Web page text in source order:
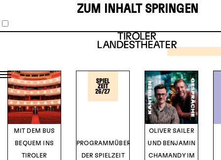
ZUM INHALT SPRINGEN
Musical
12345
MIT DEM BUS
BEQUEM INS
TIROLER
PROGRAMMÜBERSICHT
DER SPIELZEIT
OLIVER SAILER
UND BENJAMIN
CHAMANDY IM